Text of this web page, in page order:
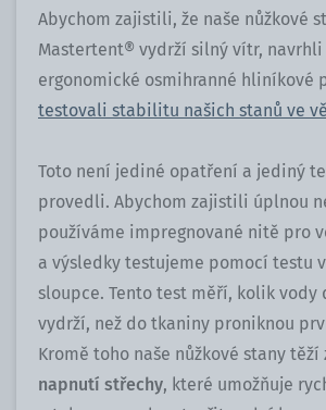
Abychom zajistili, že naše nůžkové
Mastertent® vydrží silný vítr, navrhli
ergonomické osmihranné hliníkové
testovali stabilitu našich stanů ve
Toto není jediné opatření a jediný
provedli. Abychom zajistili úplnou
používáme impregnované nitě pro
a výsledky testujeme pomocí testu
sloupce. Tento test měří, kolik vody
vydrží, než do tkaniny proniknou
Kromě toho naše nůžkové stany těží
napnutí střechy, které umožňuje